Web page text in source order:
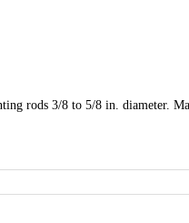
rods 3/8 to 5/8 in. diameter.